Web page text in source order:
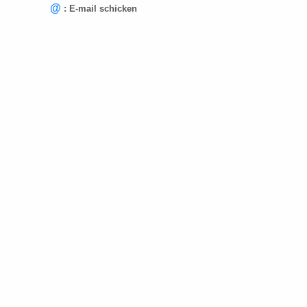
@ : E-mail schicken